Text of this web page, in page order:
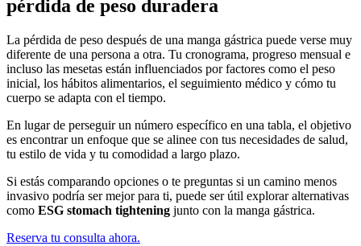
pérdida de peso duradera
La pérdida de peso después de una manga gástrica puede verse muy
diferente de una persona a otra. Tu cronograma, progreso mensual e
incluso las mesetas están influenciados por factores como el peso
inicial, los hábitos alimentarios, el seguimiento médico y cómo tu
cuerpo se adapta con el tiempo.
En lugar de perseguir un número específico en una tabla, el objetivo
es encontrar un enfoque que se alinee con tus necesidades de salud,
tu estilo de vida y tu comodidad a largo plazo.
Si estás comparando opciones o te preguntas si un camino menos
invasivo podría ser mejor para ti, puede ser útil explorar alternativas
como ESG stomach tightening junto con la manga gástrica.
Reserva tu consulta ahora.